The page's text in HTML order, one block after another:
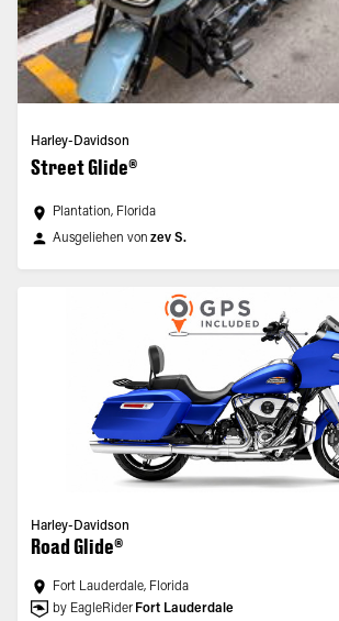
Harley-Davidson
Street Glide®
Plantation, Florida
Ausgeliehen von zev S.
Harley-Davidson
Road Glide®
Fort Lauderdale, Florida
by EagleRider Fort Lauderdale